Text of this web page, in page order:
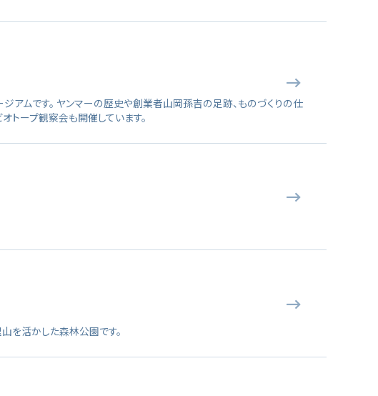
ムです。 ヤンマーの歴史や創業者山岡孫吉の足跡、ものづくりの仕
トープ観察会も開催しています。
を活かした森林公園です。